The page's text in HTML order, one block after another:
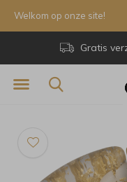
Gratis
Welkom op onze site!